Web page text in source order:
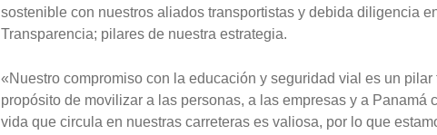
sostenible con nuestros aliados transportistas y debida diligencia
Transparencia; pilares de nuestra estrategia.
«Nuestro compromiso con la educación y seguridad vial es un pilar
propósito de movilizar a las personas, a las empresas y a Panamá
vida que circula en nuestras carreteras es valiosa, por lo que